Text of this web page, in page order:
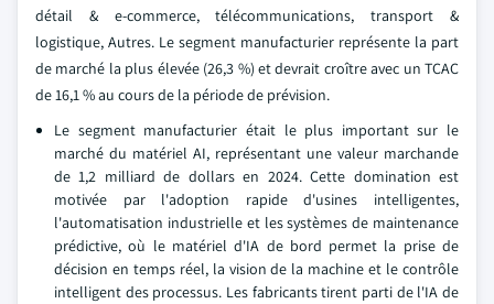
détail & e-commerce, télécommunications, transport &
logistique, Autres. Le segment manufacturier représente la part
de marché la plus élevée (26,3 %) et devrait croître avec un TCAC
de 16,1 % au cours de la période de prévision.
Le segment manufacturier était le plus important sur le
marché du matériel AI, représentant une valeur marchande
de 1,2 milliard de dollars en 2024. Cette domination est
motivée par l'adoption rapide d'usines intelligentes,
l'automatisation industrielle et les systèmes de maintenance
prédictive, où le matériel d'IA de bord permet la prise de
décision en temps réel, la vision de la machine et le contrôle
intelligent des processus. Les fabricants tirent parti de l'IA de